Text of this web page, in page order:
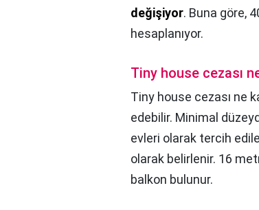
değişiyor. Buna göre,
hesaplanıyor.
Tiny house cezası
Tiny house cezası ne
edebilir. Minimal
evleri olarak tercih
olarak belirlenir. 16
balkon bulunur.